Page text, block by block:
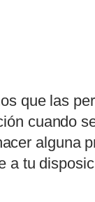
que las
cuando
alguna
a tu